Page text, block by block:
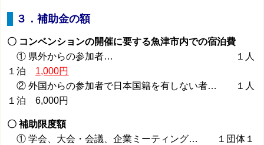
３．補助金の額
〇 コンベンションの開催に要する魚津市内での宿泊費
① 県外からの参加者… １人
１泊 1,000円
② 外国からの参加者で日本国籍を有しない者… １人
１泊 6,000円
〇 補助限度額
① 学会、大会・会議、企業ミーティング… １団体１